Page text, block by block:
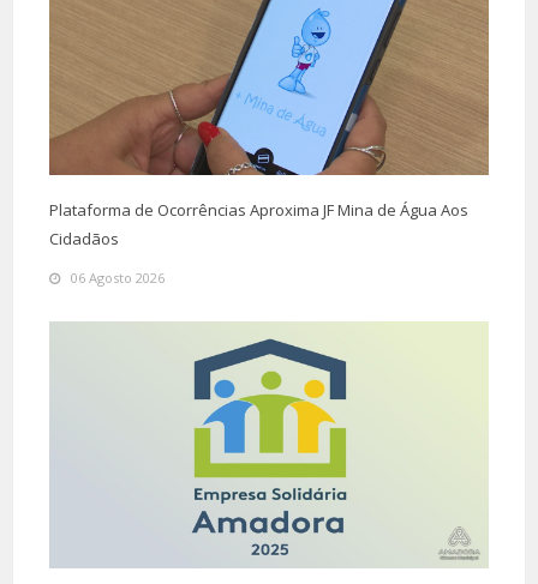
Plataforma de Ocorrências Aproxima JF Mina de Água Aos
Cidadãos
06 Agosto 2026